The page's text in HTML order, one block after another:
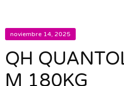
noviembre 14, 2025
QH
M 180KG